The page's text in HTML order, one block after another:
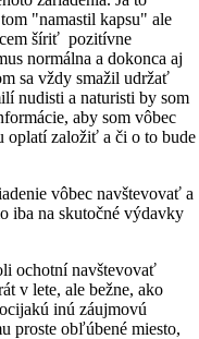
"namastil kapsu" ale
šíriť pozitívne
normálna a dokonca aj
sa vždy smažil udržať
nudisti a naturisti by som
aby som vôbec
oplatí založiť a či o to bude
vôbec navštevovať a
iba na skutočné výdavky
ochotní navštevovať
v lete, ale bežne, ako
inú záujmovú
proste obľúbené miesto,